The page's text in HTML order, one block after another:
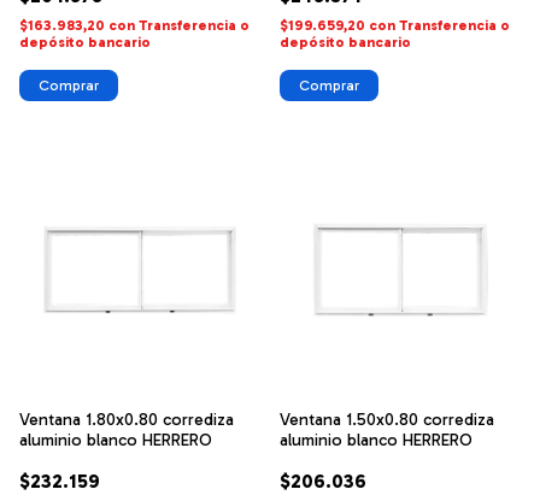
$163.983,20 con Transferencia o
depósito bancario
$199.659,20 con Transferencia o
depósito bancario
Ventana 1.80x0.80 corrediza
aluminio blanco HERRERO
$232.159
Ventana 1.50x0.80 corrediza
aluminio blanco HERRERO
$206.036